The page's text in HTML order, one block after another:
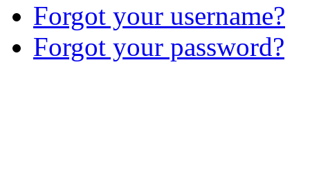
Forgot your username?
Forgot your password?